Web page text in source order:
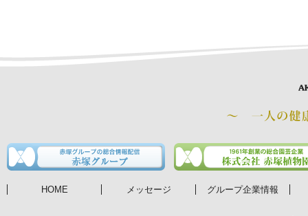
HOME メッセージ グループ企業情報